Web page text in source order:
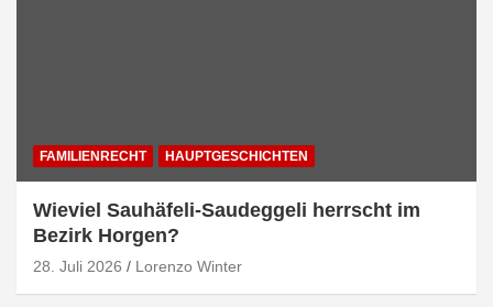
FAMILIENRECHT HAUPTGESCHICHTEN
Wieviel Sauhäfeli-Saudeggeli herrscht im
Bezirk Horgen?
28. Juli 2026 Lorenzo Winter